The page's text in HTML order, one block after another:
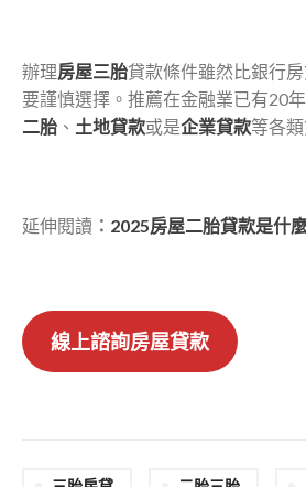
辦理房屋三胎貸款條件雖然比銀行
要謹慎選擇。推薦在金融業已有20
二胎 、 土地貸款或是企業貸款等各
延伸閱讀 ： 2025房屋二胎貸款是什
線上諮詢房屋貸款